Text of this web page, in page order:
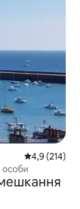
Середня
4,9 (214)
особи